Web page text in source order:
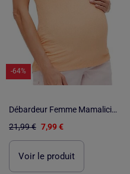
-64%
Débardeur Femme Mamalicious
21,99 € 7,99 €
Voir le produit